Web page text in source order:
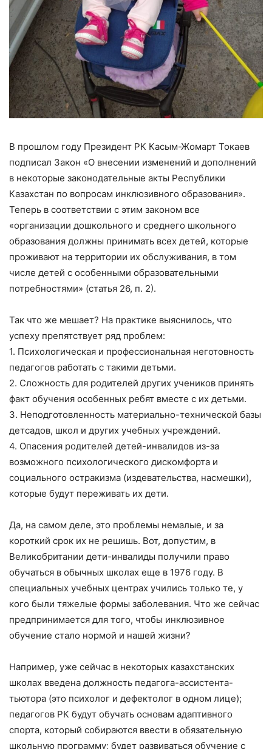
В прошлом году Президент РК Касым-Жомарт Токаев
подписал Закон «О внесении изменений и дополнений
в некоторые законодательные акты Республики
Казахстан по вопросам инклюзивного образования».
Теперь в соответствии с этим законом все
«организации дошкольного и среднего школьного
образования должны принимать всех детей, которые
проживают на территории их обслуживания, в том
числе детей с особенными образовательными
потребностями» (статья 26, п. 2).
Так что же мешает? На практике выяснилось, что
успеху препятствует ряд проблем:
1. Психологическая и профессиональная неготовность
педагогов работать с такими детьми.
2. Сложность для родителей других учеников принять
факт обучения особенных ребят вместе с их детьми.
3. Неподготовленность материально-технической базы
детсадов, школ и других учебных учреждений.
4. Опасения родителей детей-инвалидов из-за
возможного психологического дискомфорта и
социального остракизма (издевательства, насмешки),
которые будут переживать их дети.
Да, на самом деле, это проблемы немалые, и за
короткий срок их не решишь. Вот, допустим, в
Великобритании дети-инвалиды получили право
обучаться в обычных школах еще в 1976 году. В
специальных учебных центрах учились только те, у
кого были тяжелые формы заболевания. Что же сейчас
предпринимается для того, чтобы инклюзивное
обучение стало нормой и нашей жизни?
Например, уже сейчас в некоторых казахстанских
школах введена должность педагога-ассистента-
тьютора (это психолог и дефектолог в одном лице);
педагогов РК будут обучать основам адаптивного
спорта, который собираются ввести в обязательную
школьную программу; будет развиваться обучение с